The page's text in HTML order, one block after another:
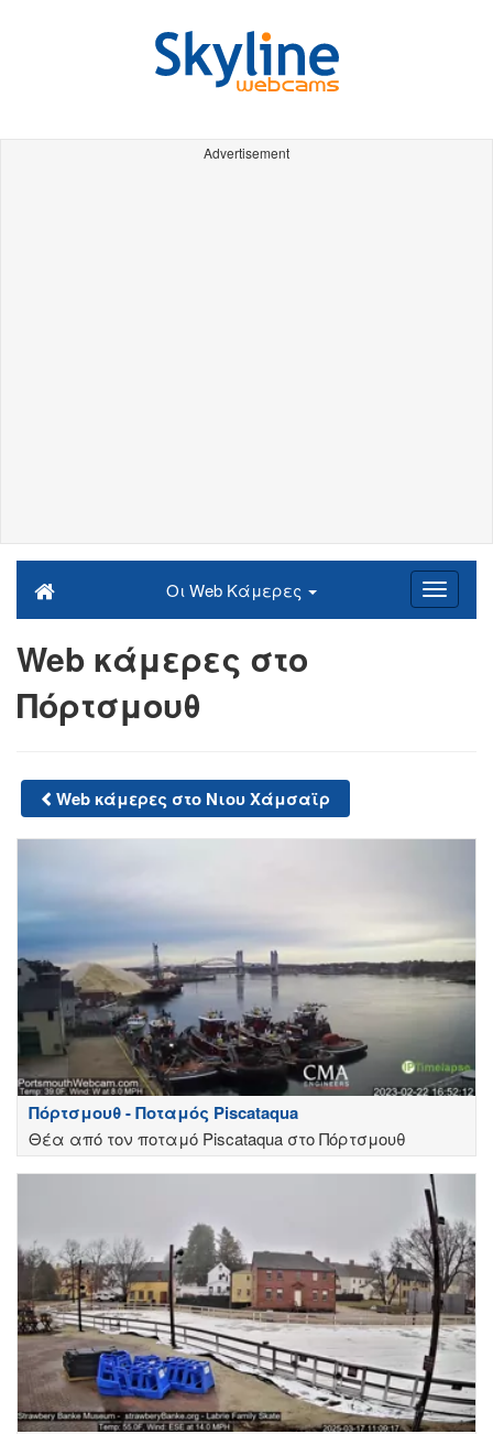
Advertisement
Οι Web Κάμερες
Web κάμερες στο
Πόρτσμουθ
Web κάμερες στο Νιου Χάμσαϊρ
Πόρτσμουθ - Ποταμός Piscataqua
Θέα από τον ποταμό Piscataqua στο Πόρτσμουθ